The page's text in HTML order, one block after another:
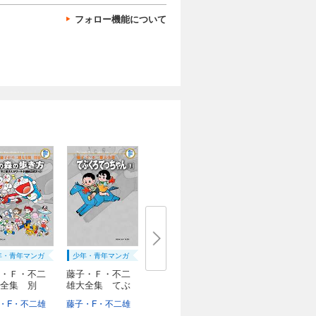
フォロー機能について
・青年マンガ
Ｆ・不二
集 別
F・不二雄
少年・青年マンガ
藤子・Ｆ・不二
雄大全集 てぶ
藤子・F・不二雄